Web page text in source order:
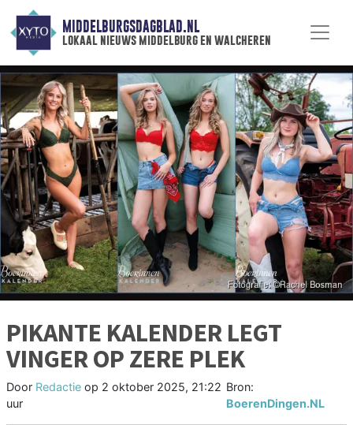
MIDDELBURGSDAGBLAD.NL
lokaal nieuws middelburg en walcheren
PIKANTE KALENDER LEGT
VINGER OP ZERE PLEK
Door Redactie op 2 oktober 2025, 21:22
uur
Bron:
BoerenDingen.NL